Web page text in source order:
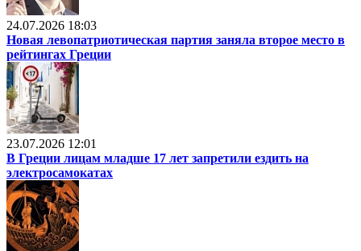
24.07.2026 18:03
Новая левопатриотическая партия заняла второе место в
рейтингах Греции
23.07.2026 12:01
В Греции лицам младше 17 лет запретили ездить на
электросамокатах